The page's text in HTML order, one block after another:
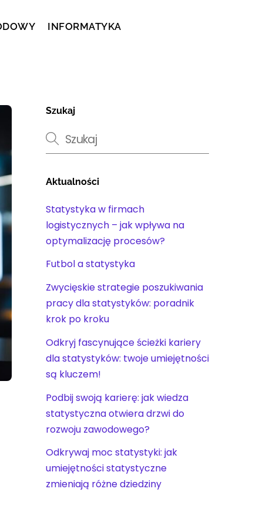
INFORMATYKA
Szukaj
Aktualności
Statystyka w firmach
logistycznych – jak wpływa na
optymalizację procesów?
Futbol a statystyka
Zwycięskie strategie poszukiwania
pracy dla statystyków: poradnik
krok po kroku
Odkryj fascynujące ścieżki kariery
dla statystyków: twoje umiejętności
są kluczem!
Podbij swoją karierę: jak wiedza
statystyczna otwiera drzwi do
rozwoju zawodowego?
Odkrywaj moc statystyki: jak
umiejętności statystyczne
zmieniają różne dziedziny